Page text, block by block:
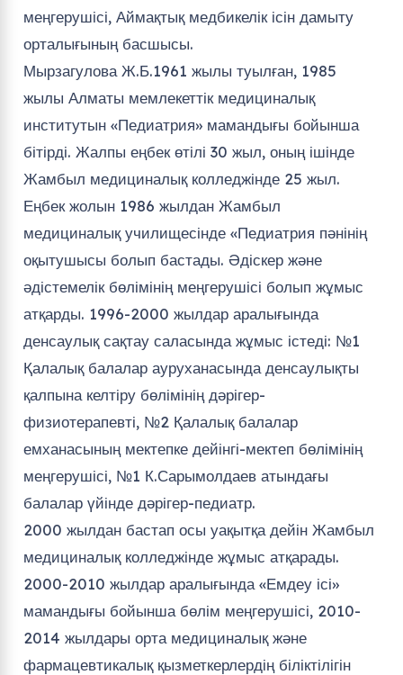
меңгерушісі, Аймақтық медбикелік ісін дамыту
орталығының басшысы.
Мырзагулова Ж.Б.1961 жылы туылған, 1985
жылы Алматы мемлекеттік медициналық
институтын «Педиатрия» мамандығы бойынша
бітірді. Жалпы еңбек өтілі 30 жыл, оның ішінде
Жамбыл медициналық колледжінде 25 жыл.
Еңбек жолын 1986 жылдан Жамбыл
медициналық училищесінде «Педиатрия пәнінің
оқытушысы болып бастады. Әдіскер және
әдістемелік бөлімінің меңгерушісі болып жұмыс
атқарды. 1996-2000 жылдар аралығында
денсаулық сақтау саласында жұмыс істеді: №1
Қалалық балалар ауруханасында денсаулықты
қалпына келтіру бөлімінің дәрігер-
физиотерапевті, №2 Қалалық балалар
емханасының мектепке дейінгі-мектеп бөлімінің
меңгерушісі, №1 К.Сарымолдаев атындағы
балалар үйінде дәрігер-педиатр.
2000 жылдан бастап осы уақытқа дейін Жамбыл
медициналық колледжінде жұмыс атқарады.
2000-2010 жылдар аралығында «Емдеу ісі»
мамандығы бойынша бөлім меңгерушісі, 2010-
2014 жылдары орта медициналық және
фармацевтикалық қызметкерлердің біліктілігін